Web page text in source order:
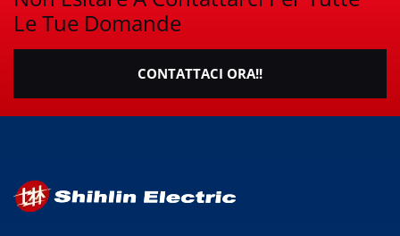
Le Tue Domande
CONTATTACI ORA!!